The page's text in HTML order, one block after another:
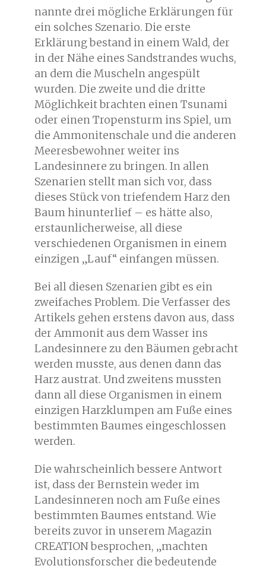
nannte drei mögliche Erklärungen für
ein solches Szenario. Die erste
Erklärung bestand in einem Wald, der
in der Nähe eines Sandstrandes wuchs,
an dem die Muscheln angespült
wurden. Die zweite und die dritte
Möglichkeit brachten einen Tsunami
oder einen Tropensturm ins Spiel, um
die Ammonitenschale und die anderen
Meeresbewohner weiter ins
Landesinnere zu bringen. In allen
Szenarien stellt man sich vor, dass
dieses Stück von triefendem Harz den
Baum hinunterlief – es hätte also,
erstaunlicherweise, all diese
verschiedenen Organismen in einem
einzigen „Lauf“ einfangen müssen.
Bei all diesen Szenarien gibt es ein
zweifaches Problem. Die Verfasser des
Artikels gehen erstens davon aus, dass
der Ammonit aus dem Wasser ins
Landesinnere zu den Bäumen gebracht
werden musste, aus denen dann das
Harz austrat. Und zweitens mussten
dann all diese Organismen in einem
einzigen Harzklumpen am Fuße eines
bestimmten Baumes eingeschlossen
werden.
Die wahrscheinlich bessere Antwort
ist, dass der Bernstein weder im
Landesinneren noch am Fuße eines
bestimmten Baumes entstand. Wie
bereits zuvor in unserem Magazin
CREATION besprochen, „machten
Evolutionsforscher die bedeutende